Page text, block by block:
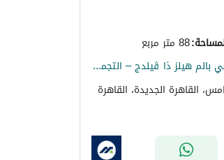
:88 متر مربع
استوديو مفروش بالكامل للبيع في بالم هيلز ذا ڤيلدج – التجمع الخامس
القاهرة الجديدة، القاهرة